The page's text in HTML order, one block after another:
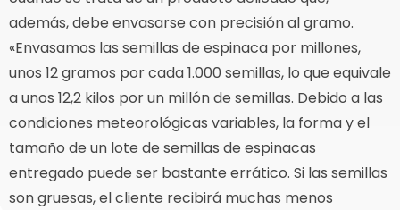
además, debe envasarse con precisión al gramo.
«Envasamos las semillas de espinaca por millones,
unos 12 gramos por cada 1.000 semillas, lo que equivale
a unos 12,2 kilos por un millón de semillas. Debido a las
condiciones meteorológicas variables, la forma y el
tamaño de un lote de semillas de espinacas
entregado puede ser bastante errático. Si las semillas
son gruesas, el cliente recibirá muchas menos